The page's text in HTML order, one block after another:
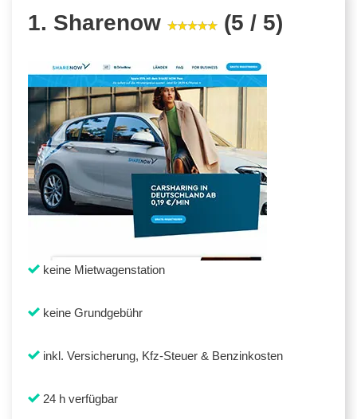
1. Sharenow (5 / 5)
keine Mietwagenstation
keine Grundgebühr
inkl. Versicherung, Kfz-Steuer & Benzinkosten
24 h verfügbar